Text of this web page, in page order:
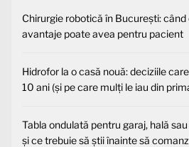
Chirurgie robotică în București:
avantaje poate avea pentru pacient
Hidrofor la o casă nouă: deciziile
10 ani (și pe care mulți le iau din
Tabla ondulată pentru garaj, hală
și ce trebuie să știi înainte să